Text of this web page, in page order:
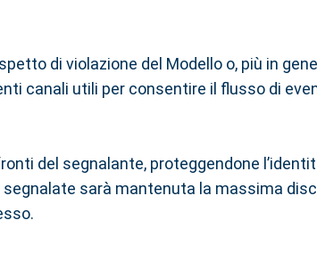
di violazione del Modello o, più in
canali utili per consentire il flusso di
del segnalante, proteggendone
sarà mantenuta la massima